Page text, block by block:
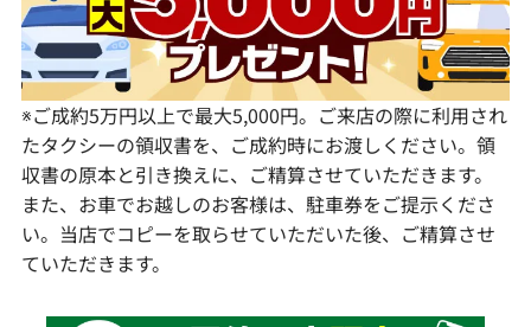
宮崎県
鹿児島県
※ご成約5万円以上で最大5,000円。ご来店の際に利用され
たタクシーの領収書を、ご成約時にお渡しください。領
収書の原本と引き換えに、ご精算させていただきます。
また、お車でお越しのお客様は、駐車券をご提示くださ
い。当店でコピーを取らせていただいた後、ご精算させ
ていただきます。